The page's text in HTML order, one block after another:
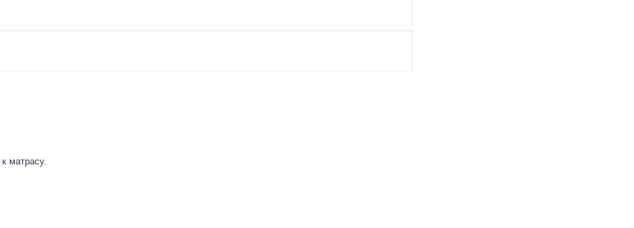
матрасу.